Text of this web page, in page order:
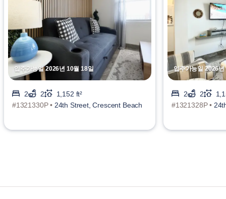
입주가능일 2026년 10월 18일
2 2
1,152 ft²
#1321330P • 24th Street, Crescent Beach
입주가능일 2026
2 2
#1321328P •